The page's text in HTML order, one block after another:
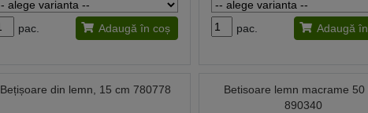
pac. Adaugă în coș pac. Adaugă
Bețișoare din lemn, 15 cm 780778
Betisoare lemn macrame 50
890340